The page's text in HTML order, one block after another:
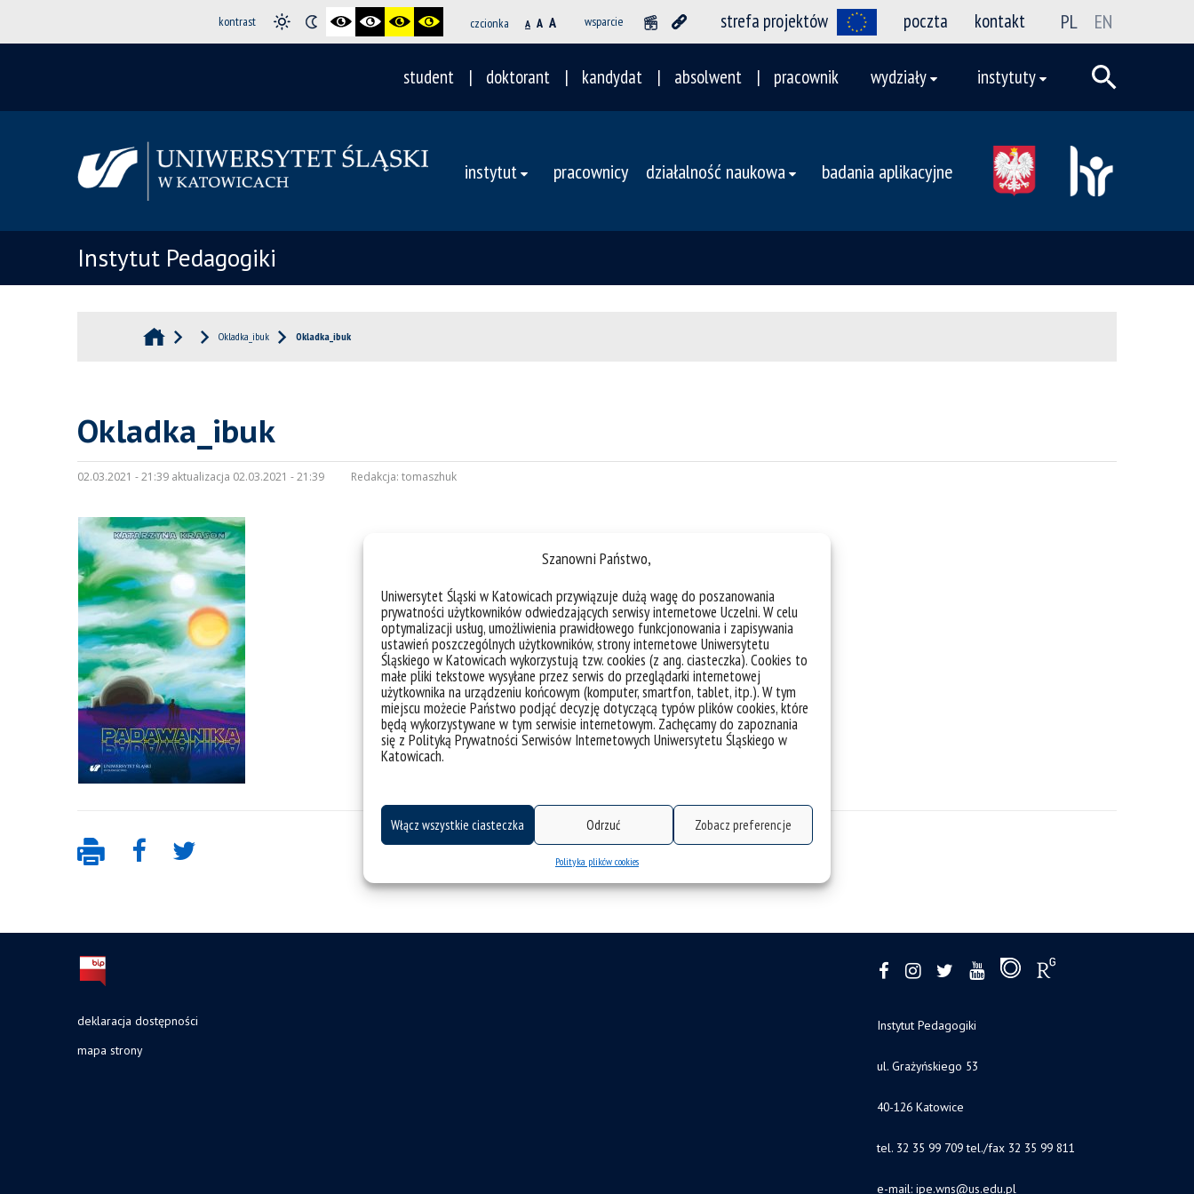
Szanowni Państwo,
Uniwersytet Śląski w Katowicach przywiązuje dużą wagę do poszanowania
prywatności użytkowników odwiedzających serwisy internetowe Uczelni. W celu
optymalizacji usług, umożliwienia prawidłowego funkcjonowania i zapisywania
ustawień poszczególnych użytkowników, strony internetowe Uniwersytetu
Śląskiego w Katowicach wykorzystują tzw. cookies (z ang. ciasteczka). Cookies to
małe pliki tekstowe wysyłane przez serwis do przeglądarki internetowej
użytkownika na urządzeniu końcowym (komputer, smartfon, tablet, itp.). W tym
miejscu możecie Państwo podjąć decyzję dotyczącą typów plików cookies, które
będą wykorzystywane w tym serwisie internetowym. Zachęcamy do zapoznania
się z Polityką Prywatności Serwisów Internetowych Uniwersytetu Śląskiego w
Katowicach.
Włącz wszystkie ciasteczka Odrzuć Zobacz preferencje
Polityka plików cookies
kontrast czcionka A A A wsparcie strefa projektów poczta kontakt PL EN
student doktorant kandydat absolwent pracownik wydziały instytuty
instytut pracownicy działalność naukowa badania aplikacyjne
Instytut Pedagogiki
Okladka_ibuk Okladka_ibuk
Okladka_ibuk
02.03.2021 - 21:39 aktualizacja 02.03.2021 - 21:39 Redakcja: tomaszhuk
deklaracja dostępności
mapa strony
Instytut Pedagogiki
ul. Grażyńskiego 53
40-126 Katowice
tel. 32 35 99 709 tel./fax 32 35 99 811
e-mail: ipe.wns@us.edu.pl